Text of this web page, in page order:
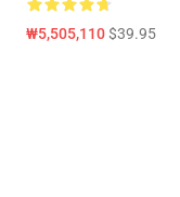
₩5,505,110$39.95